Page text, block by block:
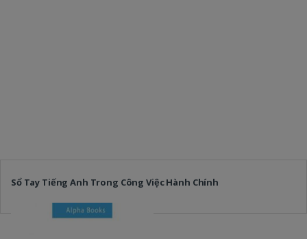
Sổ Tay Tiếng Anh Trong Công Việc Hành Chính